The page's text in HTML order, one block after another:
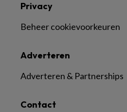
Contact
Adverteren
Adverteren & Partnerships
Privacy
Beheer cookievoorkeuren